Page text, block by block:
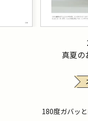
真夏の
180度ガバッ